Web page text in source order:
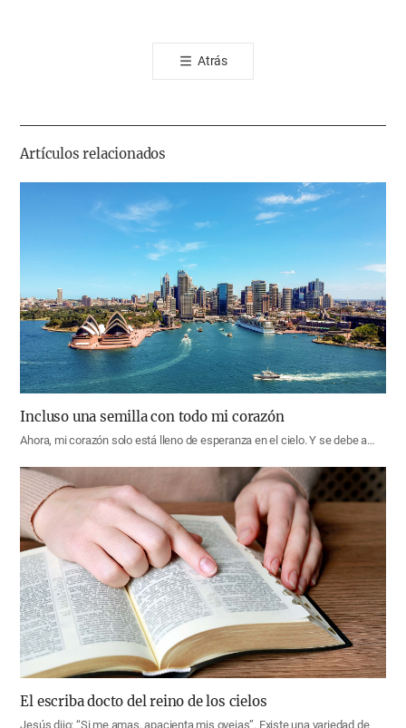
톡
공
기
Atrás
Artículos relacionados
Incluso una semilla con todo mi corazón
Ahora, mi corazón solo está lleno de esperanza en el cielo. Y se debe a…
El escriba docto del reino de los cielos
Jesús dijo: “Si me amas, apacienta mis ovejas”. Existe una variedad de